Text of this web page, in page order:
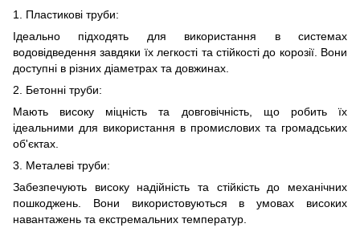
1. Пластикові труби:
Ідеально підходять для використання в системах
водовідведення завдяки їх легкості та стійкості до корозії. Вони
доступні в різних діаметрах та довжинах.
2. Бетонні труби:
Мають високу міцність та довговічність, що робить їх
ідеальними для використання в промислових та громадських
об'єктах.
3. Металеві труби:
Забезпечують високу надійність та стійкість до механічних
пошкоджень. Вони використовуються в умовах високих
навантажень та екстремальних температур.